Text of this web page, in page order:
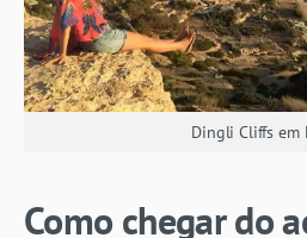
Dingli Cliffs em
Como chegar do